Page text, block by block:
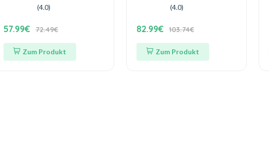
(4.0)
57.99€ 72.49€
Zum Produkt
(4.0)
82.99€ 103.74€
Zum Produkt